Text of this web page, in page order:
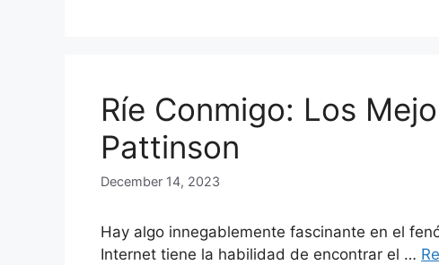
Ríe Conmigo: Los
Pattinson
December 14, 2023
Hay algo innegablemente fascinante en el
Internet tiene la habilidad de encontrar el …